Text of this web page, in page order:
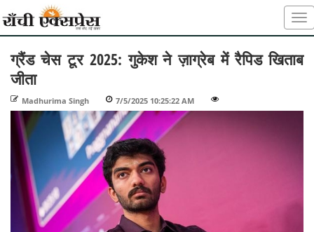
ग्रैंड चेस टूर 2025: गुकेश ने ज़ाग्रेब में रैपिड खिताब
जीता
Madhurima Singh 7/5/2025 10:25:22 AM